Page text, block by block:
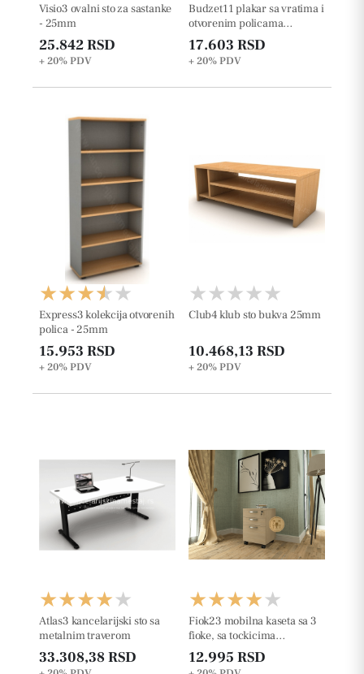
Visio3 ovalni sto za sastanke
- 25mm
25.842 RSD
+ 20%PDV
Budzet11 plakar sa vratima i
otvorenim policama
227.6cm
17.603 RSD
+ 20%PDV
Express3 kolekcija otvorenih
polica - 25mm
15.953 RSD
+ 20%PDV
Club4 klub sto bukva 25mm
10.468,13 RSD
+ 20%PDV
Atlas3 kancelarijski sto sa
metalnim traverom
33.308,38 RSD
Fiok23 mobilna kaseta sa 3
fioke, sa tockicima
š42xd50xv63cm
12.995 RSD